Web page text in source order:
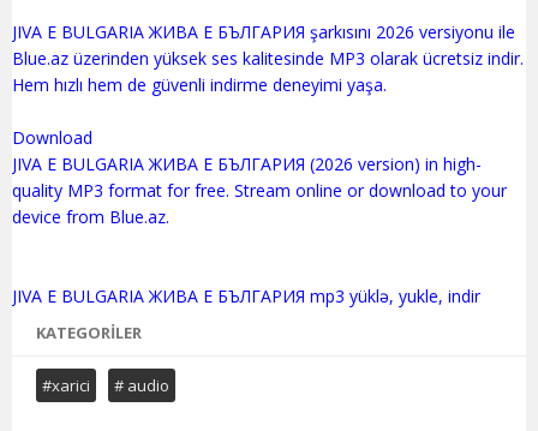
JIVA E BULGARIA ЖИВА Е БЪЛГАРИЯ şarkısını 2026 versiyonu ile
Blue.az üzerinden yüksek ses kalitesinde MP3 olarak ücretsiz indir.
Hem hızlı hem de güvenli indirme deneyimi yaşa.
Download
JIVA E BULGARIA ЖИВА Е БЪЛГАРИЯ (2026 version) in high-
quality MP3 format for free. Stream online or download to your
device from Blue.az.
KATEGORILER
#xarici # audio